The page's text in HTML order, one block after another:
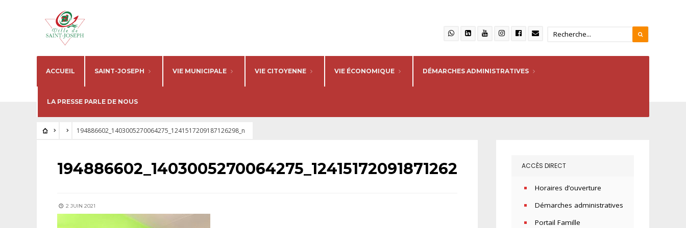
ACCUEIL SAINT-JOSEPH VIE MUNICIPALE VIE CITOYENNE VIE ÉCONOMIQUE DÉMARCHES ADMINISTRATIVES
LA PRESSE PARLE DE NOUS
194886602_1403005270064275_1241517209187126298_n
194886602_1403005270064275_1241517209187126298_n
2 JUIN 2021
ACCÈS DIRECT
Horaires d’ouverture
Démarches administratives
Portail Famille